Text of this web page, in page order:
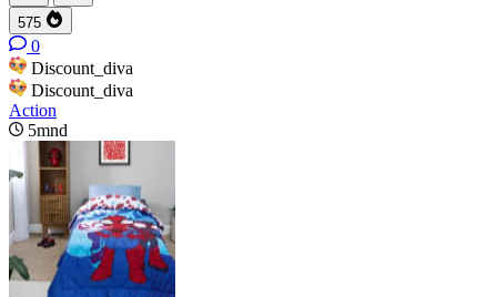
575
0
Discount_diva
Discount_diva
Action
5mnd